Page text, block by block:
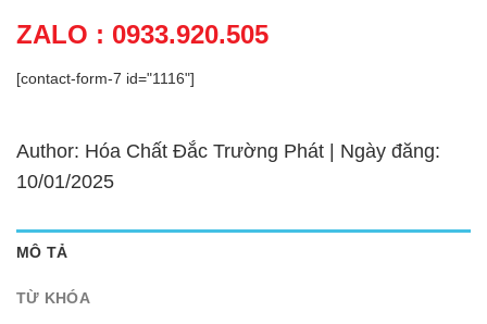
ZALO : 0933.920.505
[contact-form-7 id="1116"]
Author: Hóa Chất Đắc Trường Phát | Ngày đăng:
10/01/2025
MÔ TẢ
TỪ KHÓA